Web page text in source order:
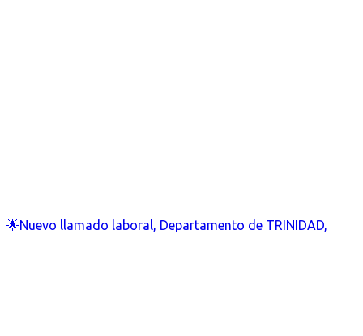
🌟Nuevo llamado laboral, Departamento de TRINIDAD,